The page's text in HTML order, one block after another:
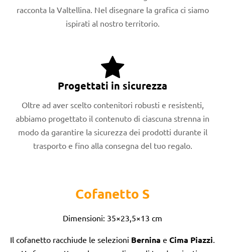
racconta la Valtellina. Nel disegnare la grafica ci siamo
ispirati al nostro territorio.
Progettati in sicurezza
Oltre ad aver scelto contenitori robusti e resistenti,
abbiamo progettato il contenuto di ciascuna strenna in
modo da garantire la sicurezza dei prodotti durante il
trasporto e fino alla consegna del tuo regalo.
Cofanetto S
Dimensioni: 35×23,5×13 cm
Il cofanetto racchiude le selezioni Bernina e Cima Piazzi